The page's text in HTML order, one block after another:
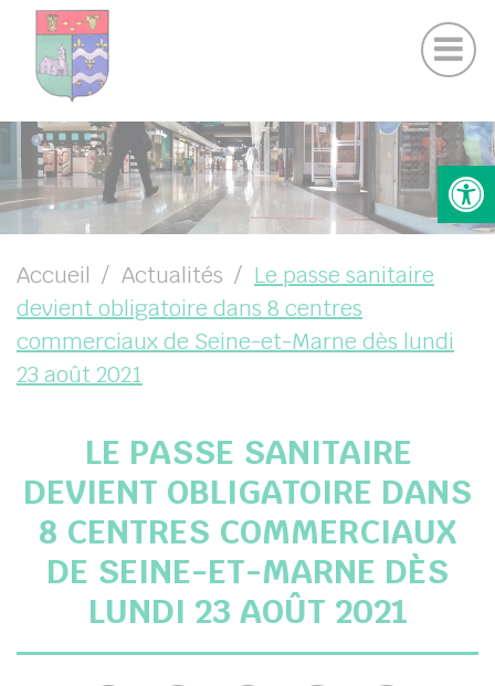
( VOTRE MAIRIE )
( VOTRE COMMUNE )
( VIE PRATIQUE )
( VIE LOCALE )
Actualités Chamigny Journal de la Commune
Suivez-nous sur Facebook
Suivez-nous sur Instagram
Accueil Actualités
Le passe sanitaire
devient obligatoire dans 8 centres
commerciaux de Seine-et-Marne dès lundi
23 août 2021
LE PASSE SANITAIRE
DEVIENT OBLIGATOIRE DANS
8 CENTRES COMMERCIAUX
DE SEINE-ET-MARNE DÈS
LUNDI 23 AOÛT 2021
Panneau de gestion des cookies